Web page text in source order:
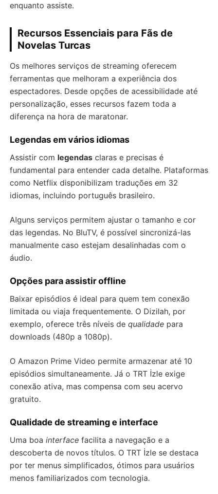
enquanto assiste.
Recursos Essenciais para Fãs de
Novelas Turcas
Os melhores serviços de streaming oferecem
ferramentas que melhoram a experiência dos
espectadores. Desde opções de acessibilidade até
personalização, esses recursos fazem toda a
diferença na hora de maratonar.
Legendas em vários idiomas
Assistir com legendas claras e precisas é
fundamental para entender cada detalhe. Plataformas
como Netflix disponibilizam traduções em 32
idiomas, incluindo português brasileiro.
Alguns serviços permitem ajustar o tamanho e cor
das legendas. No BluTV, é possível sincronizá-las
manualmente caso estejam desalinhadas com o
áudio.
Opções para assistir offline
Baixar episódios é ideal para quem tem conexão
limitada ou viaja frequentemente. O Dizilah, por
exemplo, oferece três níveis de qualidade para
downloads (480p a 1080p).
O Amazon Prime Video permite armazenar até 10
episódios simultaneamente. Já o TRT İzle exige
conexão ativa, mas compensa com seu acervo
gratuito.
Qualidade de streaming e interface
Uma boa interface facilita a navegação e a
descoberta de novos títulos. O TRT İzle se destaca
por ter menus simplificados, ótimos para usuários
menos familiarizados com tecnologia.